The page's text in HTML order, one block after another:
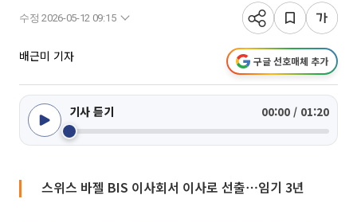
수정 2026-05-12 09:15
배근미 기자 구글 선호매체 추가
기사 듣기 00:00 / 01:20
스위스 바젤 BIS 이사회서 이사로 선출⋯임기 3년